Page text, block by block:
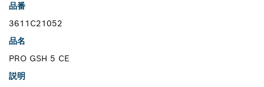
品番
3611C21052
品名
PRO GSH 5 CE
説明